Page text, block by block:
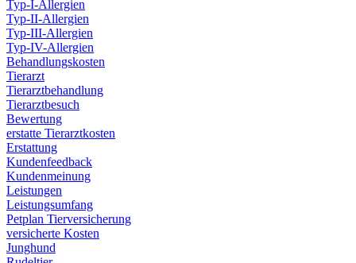
Typ-I-Allergien
Typ-II-Allergien
Typ-III-Allergien
Typ-IV-Allergien
Behandlungskosten
Tierarzt
Tierarztbehandlung
Tierarztbesuch
Bewertung
erstatte Tierarztkosten
Erstattung
Kundenfeedback
Kundenmeinung
Leistungen
Leistungsumfang
Petplan Tierversicherung
versicherte Kosten
Junghund